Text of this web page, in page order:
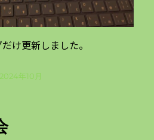
け更新しました。
2024年10月